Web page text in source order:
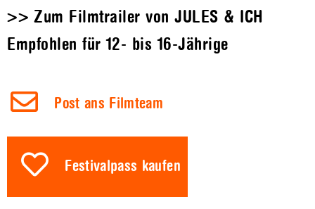
>> Zum Filmtrailer von JULES & ICH
Empfohlen für 12- bis 16-Jährige
Post ans Filmteam
Festivalpass kaufen